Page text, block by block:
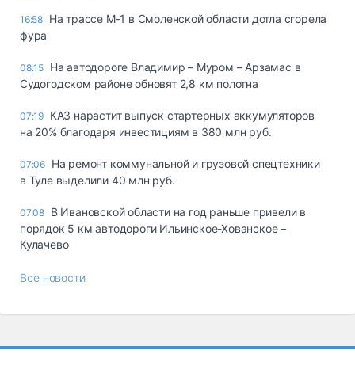
16:58 На трассе М-1 в Смоленской области дотла сгорела
фура
08:15 На автодороге Владимир – Муром – Арзамас в
Судогодском районе обновят 2,8 км полотна
07:19 КАЗ нарастит выпуск стартерных аккумуляторов
на 20% благодаря инвестициям в 380 млн руб.
07:06 На ремонт коммунальной и грузовой спецтехники
в Туле выделили 40 млн руб.
07.08 В Ивановской области на год раньше привели в
порядок 5 км автодороги Ильинское-Хованское –
Кулачево
Все новости